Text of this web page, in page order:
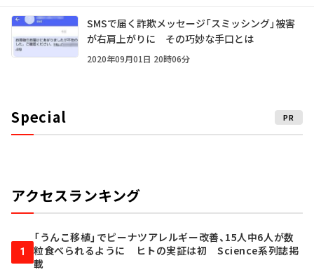
SMSで届く詐欺メッセージ「スミッシング」被害
が右肩上がりに その巧妙な手口とは
2020年09月01日 20時06分
Special PR
アクセスランキング
1
「うんこ移植」でピーナツアレルギー改善、15人中6人が数
粒食べられるように ヒトの実証は初 Science系列誌掲
載